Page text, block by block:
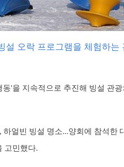
오락 프로그램을 체험하는
'을 지속적으로 추진해 빙설 관
얼빈 빙설 명소...양회에 참석한
고민했다.